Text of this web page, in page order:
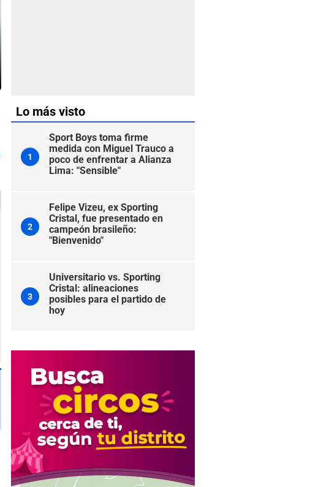
Lo más visto
1
Sport Boys toma firme
medida con Miguel Trauco a
poco de enfrentar a Alianza
Lima: "Sensible"
2
Felipe Vizeu, ex Sporting
Cristal, fue presentado en
campeón brasileño:
"Bienvenido"
3
Universitario vs. Sporting
Cristal: alineaciones
posibles para el partido de
hoy